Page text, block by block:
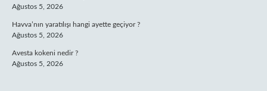
Ağustos 5, 2026
Havva’nın yaratılışı hangi ayette geçiyor ?
Ağustos 5, 2026
Avesta kokeni nedir ?
Ağustos 5, 2026